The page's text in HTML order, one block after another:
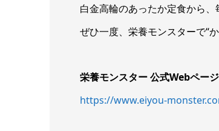
白金高輪のあったか定食から、
ぜひ一度、栄養モンスターで“
栄養モンスター 公式Webページ
https://www.eiyou-